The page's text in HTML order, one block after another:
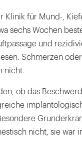
Klinik für Mund-,
sechs Wochen
und
Schmerzen
nicht.
ob das
nicht, sie war